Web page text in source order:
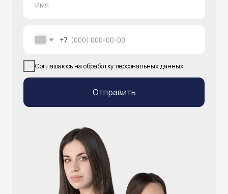
+7 (924) 004-32-01
info@atlantisgr.ooo